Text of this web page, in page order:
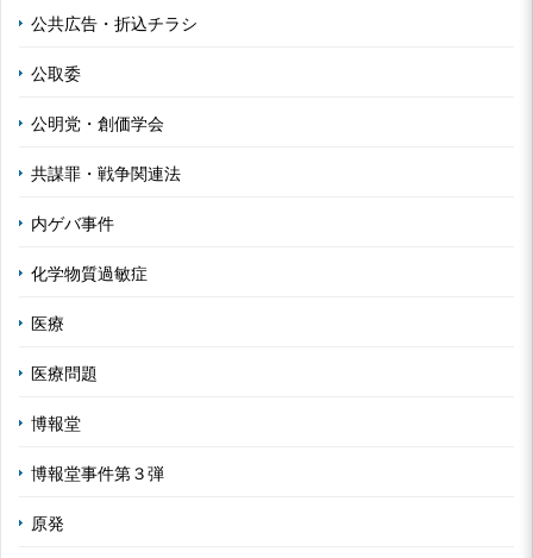
公共広告・折込チラシ
公取委
公明党・創価学会
共謀罪・戦争関連法
内ゲバ事件
化学物質過敏症
医療
医療問題
博報堂
博報堂事件第３弾
原発